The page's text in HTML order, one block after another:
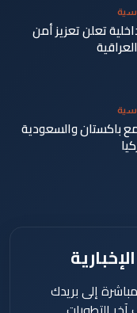
تعلن تعزيز أمن
باكستان والسعودية
إلى بريدك